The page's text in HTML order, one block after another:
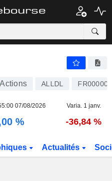
Actions ALLDL
07/08/2026 Varia. 1 janv.
% -36,84 %
Actualités